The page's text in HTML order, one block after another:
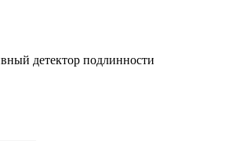
детектор подлинности